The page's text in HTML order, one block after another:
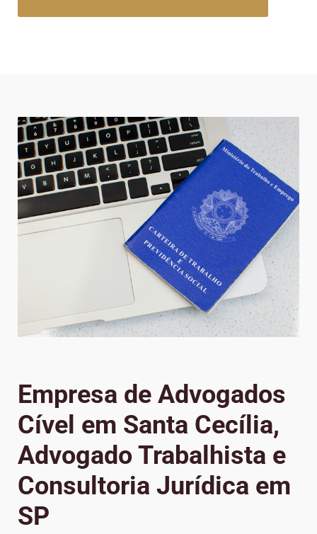
Empresa de Advogados
Cível em Santa Cecília,
Advogado Trabalhista e
Consultoria Jurídica em
SP